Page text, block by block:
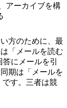
アーカイブを構
方のために、最
「メールを読む
にメールを引
期は「メールを
す。三者は競